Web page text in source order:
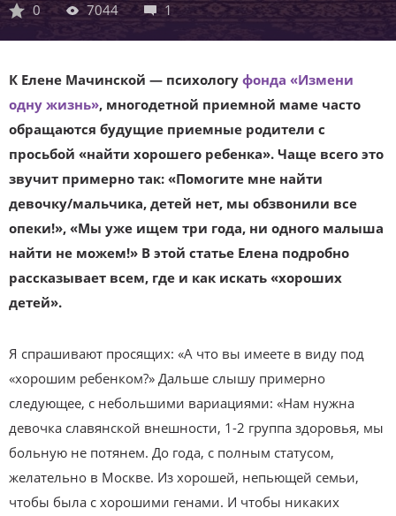
0 7044 1
К Елене Мачинской — психологу фонда «Измени
одну жизнь», многодетной приемной маме часто
обращаются будущие приемные родители с
просьбой «найти хорошего ребенка». Чаще всего это
звучит примерно так: «Помогите мне найти
девочку/мальчика, детей нет, мы обзвонили все
опеки!», «Мы уже ищем три года, ни одного малыша
найти не можем!» В этой статье Елена подробно
рассказывает всем, где и как искать «хороших
детей».
Я спрашивают просящих: «А что вы имеете в виду под
«хорошим ребенком?» Дальше слышу примерно
следующее, с небольшими вариациями: «Нам нужна
девочка славянской внешности, 1-2 группа здоровья, мы
больную не потянем. До года, с полным статусом,
желательно в Москве. Из хорошей, непьющей семьи,
чтобы была с хорошими генами. И чтобы никаких